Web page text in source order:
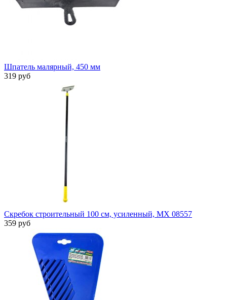
Шпатель малярный, 450 мм
319 руб
Скребок строительный 100 см, усиленный, MX 08557
359 руб